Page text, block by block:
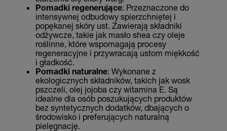
Pomadki regenerujące: Przeznaczone do
intensywnej odbudowy spierzchniętej i
popękanej skóry ust. Zawierają składniki
odżywcze, takie jak masło shea czy oleje
roślinne, które wspomagają procesy
regeneracyjne i przywracają ustom miękkość
i gładkość.
Pomadki naturalne: Wykonane z
ekologicznych składników, takich jak wosk
pszczeli, olej jojoba czy witamina E. Są
idealne dla osób poszukujących produktów
bez syntetycznych dodatków, dbających o
środowisko i preferujących naturalną
pielęgnację.